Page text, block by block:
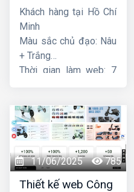
tải Song Bằng
Khách hàng tại Hồ Chí
Minh
Màu sắc chủ đạo: Nâu
+ Trắng
Thời gian làm web: 7
11/06/2025 785
Thiết kế web Công